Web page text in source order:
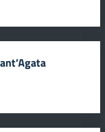
per sette siti